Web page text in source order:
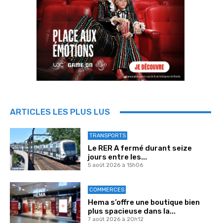
ARTICLES LES PLUS LUS
TRANSPORTS
Le RER A fermé durant seize
jours entre les...
5 août 2026 à 15h06
COMMERCES
Hema s’offre une boutique bien
plus spacieuse dans la...
7 août 2026 à 20h12